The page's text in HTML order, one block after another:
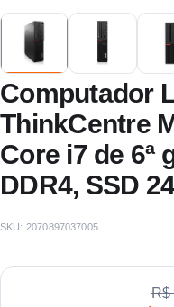
Computador
ThinkCentre
Core i7 de 6ª
DDR4, SSD
SKU: 2070897037005
R$